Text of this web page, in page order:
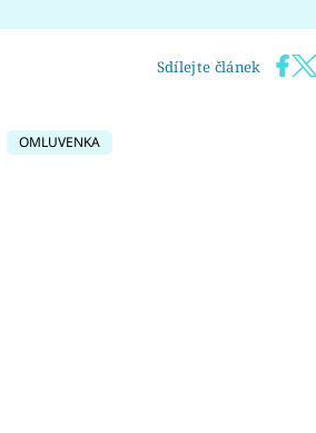
Sdílejte článek
OMLUVENKA